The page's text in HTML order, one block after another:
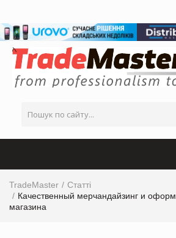
TradeMaster
Статті
Качественный мерчандайзинг и
магазина